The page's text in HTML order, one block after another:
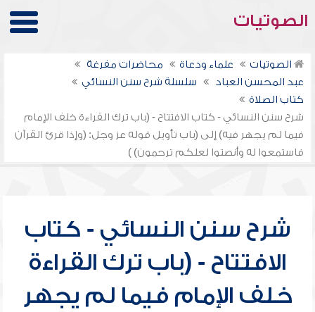
الصوتيات
الصوتيات علماء ودعاة
محاضرات مفرغة
عبد المحسن العباد
سلسلة شرح سنن النسائي
كتاب الصلاة
شرح سنن النسائي - كتاب الافتتاح - (باب ترك القراءة خلف الإمام
فيما لم يجهر فيه) إلى (باب تأويل قوله عز وجل: (وإذا قرئ القرآن
فاستمعوا له وأنصتوا لعلكم ترحمون) )
شرح سنن النسائي - كتاب
الافتتاح - (باب ترك القراءة
خلف الإمام فيما لم يجهر